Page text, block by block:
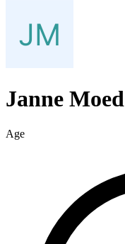
Janne Moed
Age